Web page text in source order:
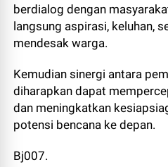
berdialog dengan
langsung aspirasi, keluhan,
mendesak warga.
Kemudian sinergi antara
diharapkan dapat
dan meningkatkan
potensi bencana ke depan.
Bj007.